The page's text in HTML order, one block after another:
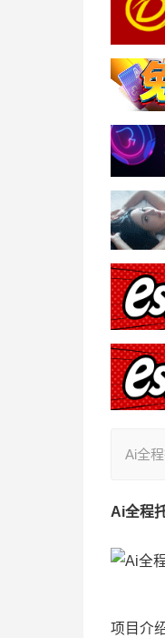
Ai全
Ai全程
项目介绍